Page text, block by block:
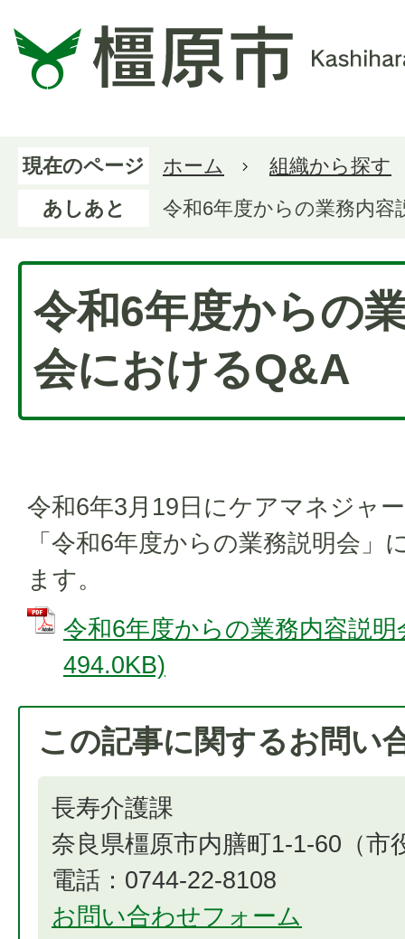
現在のページ ホーム
組織から探す
あしあと
令和6年度からの業務内容
令和6年度からの
会におけるQ&A
令和6年3月19日にケアマネジャ
「令和6年度からの業務説明会」
ます。
令和6年度からの業務内容説
494.0KB)
この記事に関するお問い
長寿介護課
奈良県橿原市内膳町1-1-60（市
電話：0744-22-8108
お問い合わせフォーム